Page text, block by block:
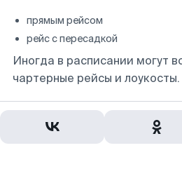
прямым рейсом
рейс с пересадкой
Иногда в расписании могут
чартерные рейсы и лоукосты.